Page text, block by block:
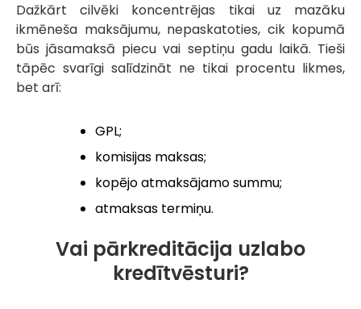
Dažkārt cilvēki koncentrējas tikai uz mazāku
ikmēneša maksājumu, nepaskatoties, cik kopumā
būs jāsamaksā piecu vai septiņu gadu laikā. Tieši
tāpēc svarīgi salīdzināt ne tikai procentu likmes,
bet arī:
GPL;
komisijas maksas;
kopējo atmaksājamo summu;
atmaksas termiņu.
Vai pārkreditācija uzlabo
kredītvēsturi?